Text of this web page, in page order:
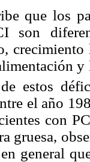
que los
son
estos
el año
con
gruesa,
general